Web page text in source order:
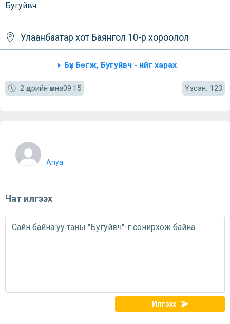
Бугуйвч
Улаанбаатар хот Баянгол 10-р хороолол
Бүх Бөгж, Бугуйвч - ийг харах
2 өдрийн өмнө 09:15 Үзсэн: 123
Anya
Чат илгээх
Илгээх